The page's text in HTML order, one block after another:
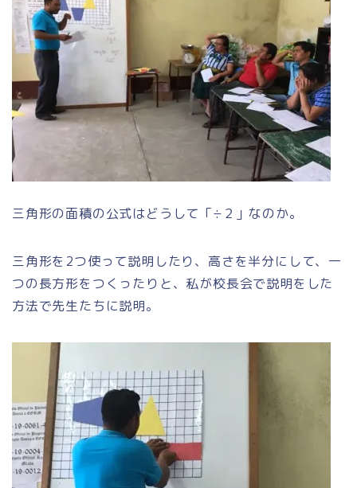
三角形の面積の公式はどうして「÷２」なのか。
三角形を2つ使って説明したり、高さを半分にして、一
つの長方形をつくったりと、私が校長会で説明をした
方法で先生たちに説明。